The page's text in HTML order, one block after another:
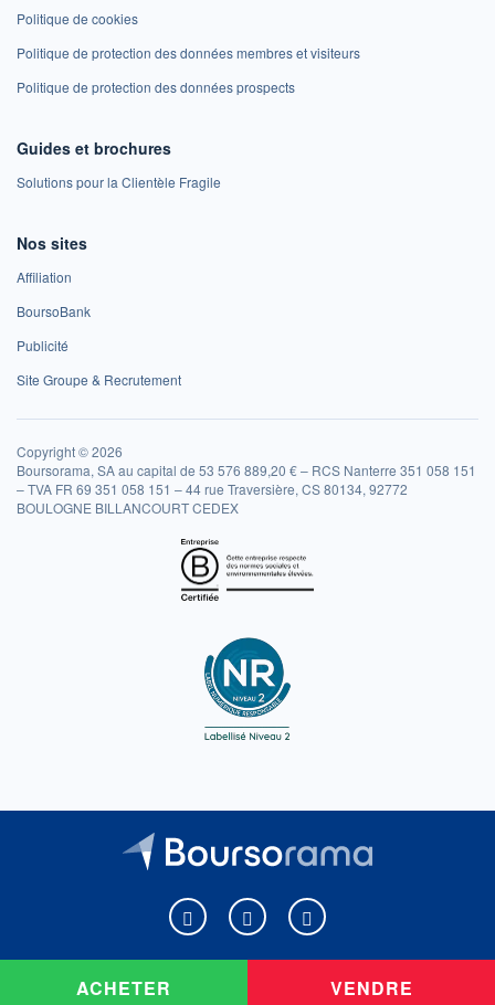
ACHETER VENDRE
Politique de cookies
Politique de protection des données membres et visiteurs
Politique de protection des données prospects
Guides et brochures
Solutions pour la Clientèle Fragile
Nos sites
Affiliation
BoursoBank
Publicité
Site Groupe & Recrutement
Copyright © 2026
Boursorama, SA au capital de 53 576 889,20 € – RCS Nanterre 351 058 151
– TVA FR 69 351 058 151 – 44 rue Traversière, CS 80134, 92772
BOULOGNE BILLANCOURT CEDEX
Boursorama sur Facebook
Boursorama sur XBoursorama sur